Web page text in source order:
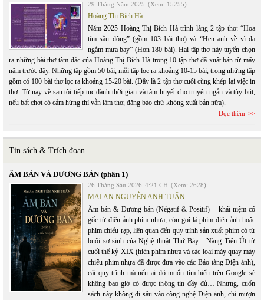
29 Tháng Năm 2025 (Xem: 15255)
Hoàng Thị Bích Hà
Năm 2025 Hoàng Thị Bích Hà trình làng 2 tập thơ: “Hoa
tím sầu đông” (gồm 103 bài thơ) và “Hẹn anh về vĩ dạ
ngắm mưa bay” (Hơn 180 bài). Hai tập thơ này tuyển chọn
ra những bài thơ tâm đắc của Hoàng Thị Bích Hà trong 10 tập thơ đã xuất bản từ mấy
năm trước đây. Những tập gồm 50 bài, mỗi tập lọc ra khoảng 10-15 bài, trong những tập
gồm có 100 bài thơ lọc ra khoảng 15-20 bài. (Đây là 2 tập thơ cuối cùng khép lại việc in
thơ. Từ nay về sau tôi tiếp tục dành thời gian và tâm huyết cho truyện ngắn và tùy bút,
nếu bất chợt có cảm hứng thì vẫn làm thơ, đăng báo chứ không xuất bản nữa).
Đọc thêm
Tin sách & Trích đoạn
ÂM BẢN VÀ DƯƠNG BẢN (phần 1)
26 Tháng Sáu 2026 4:21 CH (Xem: 2628)
MAI AN NGUYỄN ANH TUẤN
Âm bản & Dương bản (Négatif & Positif) – khái niệm có
gốc từ điện ảnh phim nhựa, còn gọi là phim điện ảnh hoặc
phim chiếu rạp, liên quan đến quy trình sản xuất phim có từ
buổi sơ sinh của Nghệ thuật Thứ Bảy - Nàng Tiên Út từ
cuối thế kỷ XIX (hiện phim nhựa và các loại máy quay máy
chiếu phim nhựa đã được đưa vào các Bảo tàng Điện ảnh),
cái quy trình mà nếu ai đó muốn tìm hiểu trên Google sẽ
không bao giờ có được thông tin đầy đủ… Nhưng, cuốn
sách này không đi sâu vào công nghệ Điện ảnh, chỉ mượn